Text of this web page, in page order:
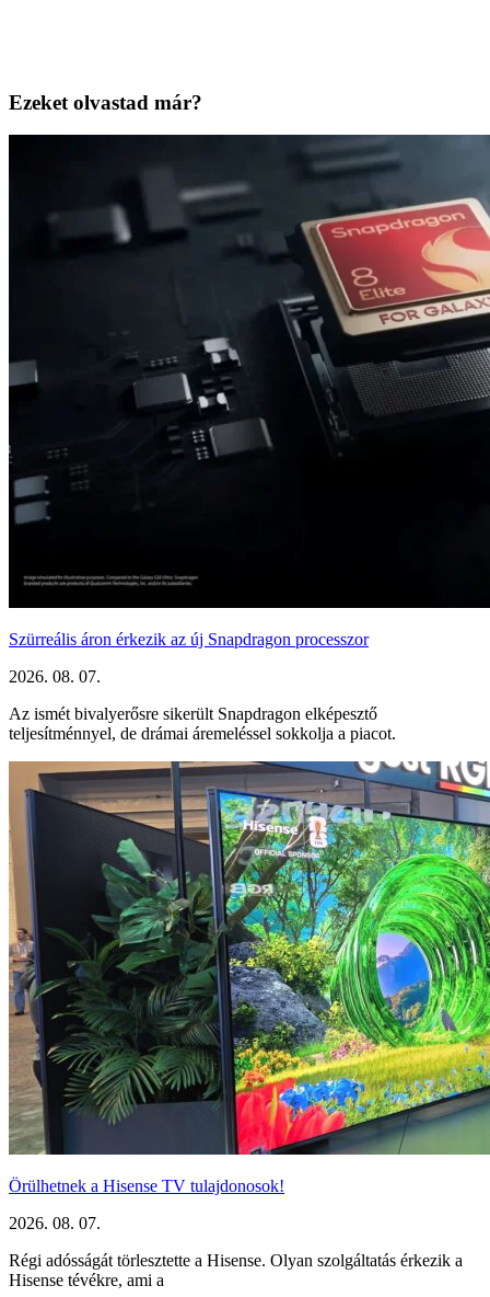
Ezeket olvastad már?
Szürreális áron érkezik az új Snapdragon processzor
2026. 08. 07.
Az ismét bivalyerősre sikerült Snapdragon elképesztő
teljesítménnyel, de drámai áremeléssel sokkolja a piacot.
Örülhetnek a Hisense TV tulajdonosok!
2026. 08. 07.
Régi adósságát törlesztette a Hisense. Olyan szolgáltatás érkezik a
Hisense tévékre, ami a